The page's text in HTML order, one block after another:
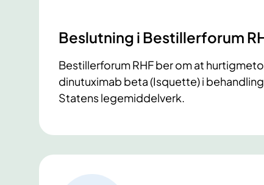
Beslutning i Bestillerforum
Bestillerforum RHF ber om at
dinutuximab beta (Isquette) i
Statens legemiddelverk.